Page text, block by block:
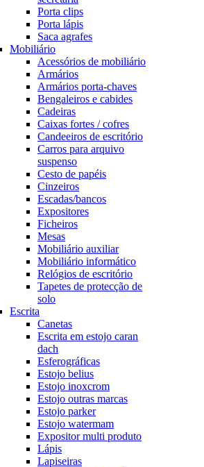
Porta clips
Porta lápis
Saca agrafes
Mobiliário
Acessórios de mobiliário
Armários
Armários porta-chaves
Bengaleiros e cabides
Cadeiras
Caixas fortes / cofres
Candeeiros de escritório
Carros para arquivo
suspenso
Cesto de papéis
Cinzeiros
Escadas/bancos
Expositores
Ficheiros
Mesas
Mobiliário auxiliar
Mobiliário informático
Relógios de escritório
Tapetes de protecção de
solo
Escrita
Canetas
Escrita em estojo caran
dach
Esferográficas
Estojo belius
Estojo inoxcrom
Estojo outras marcas
Estojo parker
Estojo watermam
Expositor multi produto
Lápis
Lapiseiras